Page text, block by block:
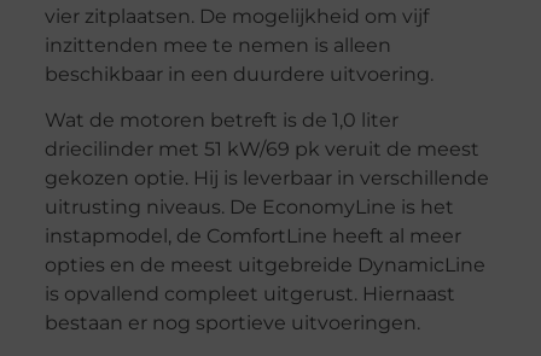
vier zitplaatsen. De mogelijkheid om vijf
inzittenden mee te nemen is alleen
beschikbaar in een duurdere uitvoering.
Wat de motoren betreft is de 1,0 liter
driecilinder met 51 kW/69 pk veruit de meest
gekozen optie. Hij is leverbaar in verschillende
uitrusting niveaus. De EconomyLine is het
instapmodel, de ComfortLine heeft al meer
opties en de meest uitgebreide DynamicLine
is opvallend compleet uitgerust. Hiernaast
bestaan er nog sportieve uitvoeringen.